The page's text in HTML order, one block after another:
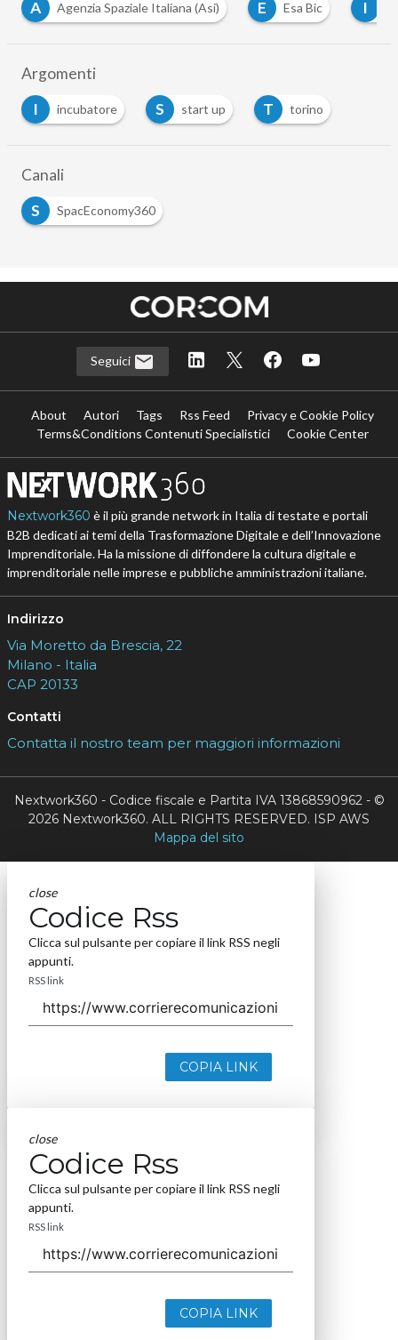
E Esa Bic I I3P K Kurs Orbital P
Argomenti
I
incubatore S start up T torino
Canali
S
SpacEconomy360
Seguici
About Autori Tags Rss Feed
Privacy e Cookie Policy
Terms&Conditions Contenuti Specialistici
Cookie Center
Nextwork360 è il più grande network in Italia di testate e portali
B2B dedicati ai temi della Trasformazione Digitale e dell’Innovazione
Imprenditoriale. Ha la missione di diffondere la cultura digitale e
imprenditoriale nelle imprese e pubbliche amministrazioni italiane.
Indirizzo
Via Moretto da Brescia, 22
Milano - Italia
CAP 20133
Contatti
Contatta il nostro team per maggiori informazioni
Nextwork360 - Codice fiscale e Partita IVA 13868590962 - ©
2026 Nextwork360. ALL RIGHTS RESERVED. ISP AWS
Mappa del sito
close
Codice Rss
Clicca sul pulsante per copiare il link RSS negli
appunti.
RSS link
COPIA LINK
close
Codice Rss
Clicca sul pulsante per copiare il link RSS negli
appunti.
RSS link
COPIA LINK